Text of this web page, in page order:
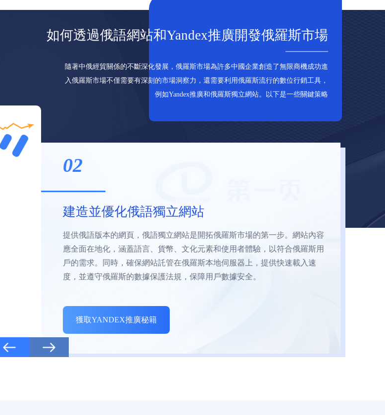
如何透過俄語網站和Yandex推廣開發俄羅斯市場
隨著中俄經貿關係的不斷深化發展，俄羅斯市場為許多中國企業創造了無限商機成功進
入俄羅斯市場不僅需要有深刻的市場洞察力，還需要利用俄羅斯流行的數位行銷工具，
例如Yandex推廣和俄羅斯獨立網站。以下是一些關鍵策略
03
廣告成效追蹤與優化
Yandex 是俄羅斯最大的搜尋引擎，擁有龐大的用戶群。透過 Yandex.Direct 進
行搜尋引擎行銷（SEM）和展示廣告，可以協助品牌有效率且精準地觸及目
標客戶。透過精心選擇關鍵字、創造吸引人的廣告內容，並定期優化廣告策
略，提升廣告成效和投資報酬率（ROI）。
獲取YANDEX推廣秘籍